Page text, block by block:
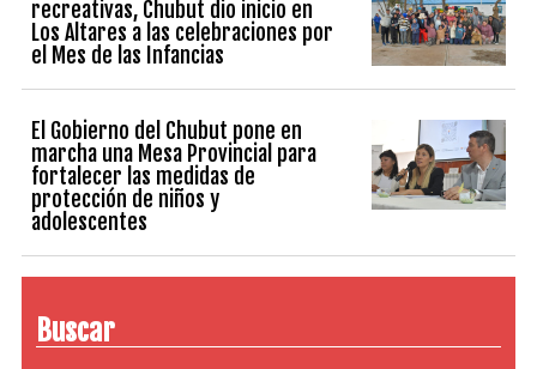
recreativas, Chubut dio inicio en
Los Altares a las celebraciones por
el Mes de las Infancias
El Gobierno del Chubut pone en
marcha una Mesa Provincial para
fortalecer las medidas de
protección de niños y
adolescentes
Buscar